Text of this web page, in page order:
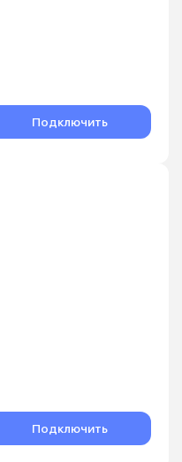
Подключить
Подключить